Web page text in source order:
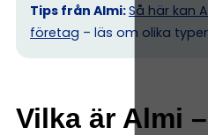
Tips från Almi:Så här kan
företag – läs om olika
Vilka är Almi